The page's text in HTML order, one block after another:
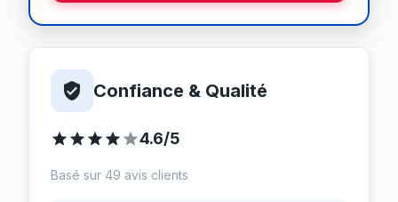
Confiance & Qualité
4.6/5
Basé sur 49 avis clients